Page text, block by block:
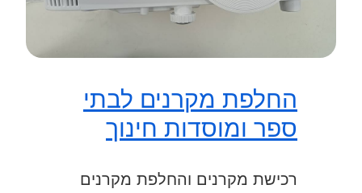
החלפת מקרנים לבתי
ספר ומוסדות חינוך
רכישת מקרנים והחלפת מקרנים